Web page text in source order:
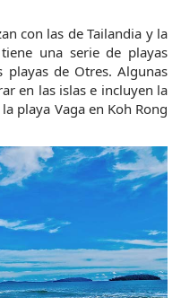
con las de Tailandia y la
una serie de playas
playas de Otres. Algunas
en las islas e incluyen la
playa Vaga en Koh Rong